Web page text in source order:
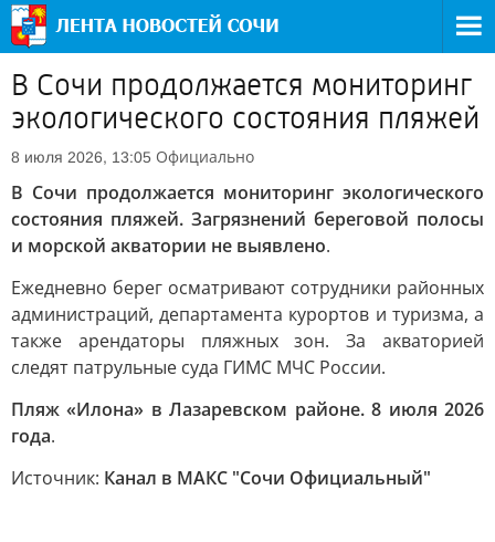
В Сочи продолжается мониторинг
экологического состояния пляжей
8 июля 2026, 13:05 Официально
В Сочи продолжается мониторинг экологического
состояния пляжей. Загрязнений береговой полосы
и морской акватории не выявлено.
Ежедневно берег осматривают сотрудники районных
администраций, департамента курортов и туризма, а
также арендаторы пляжных зон. За акваторией
следят патрульные суда ГИМС МЧС России.
Пляж «Илона» в Лазаревском районе. 8 июля 2026
года.
Источник: Канал в МАКС "Сочи Официальный"